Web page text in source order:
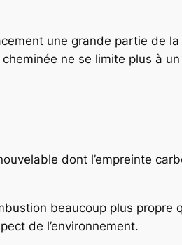
une grande partie de
ne se limite plus à
dont l’empreinte
beaucoup plus propre
de l’environnement.